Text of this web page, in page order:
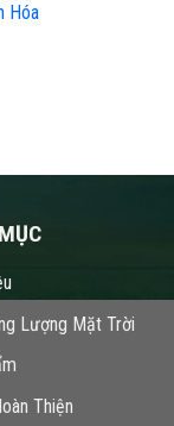
Hóa
Lượng Mặt Trời
Thiện